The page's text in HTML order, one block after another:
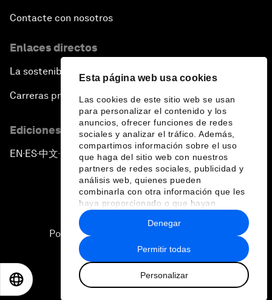
Esta página web usa cookies
Las cookies de este sitio web se usan
para personalizar el contenido y los
anuncios, ofrecer funciones de redes
sociales y analizar el tráfico. Además,
compartimos información sobre el uso
que haga del sitio web con nuestros
partners de redes sociales, publicidad y
análisis web, quienes pueden
combinarla con otra información que les
haya proporcionado o que hayan
recopilado a partir del uso que haya
hecho de sus servicios.
Permitir todas
Personalizar
Denegar
Contacte con nosotros
Enlaces directos
La sostenibilidad en el Foro
Carreras profesionales
Ediciones en otros idiomas
EN ▪ES▪中文▪ 日本語
Política de privacidad y normas de uso
Sitemap
2026 Foro Económico Mundial